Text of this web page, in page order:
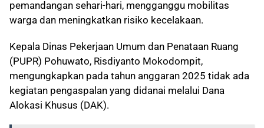
pemandangan sehari-hari, mengganggu mobilitas
warga dan meningkatkan risiko kecelakaan.
Kepala Dinas Pekerjaan Umum dan Penataan Ruang
(PUPR) Pohuwato, Risdiyanto Mokodompit,
mengungkapkan pada tahun anggaran 2025 tidak ada
kegiatan pengaspalan yang didanai melalui Dana
Alokasi Khusus (DAK).